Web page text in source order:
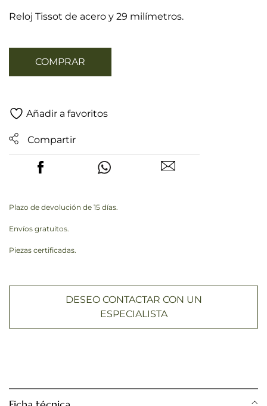
Reloj Tissot de acero y 29 milímetros.
COMPRAR
Añadir a favoritos
Compartir
Plazo de devolución de 15 días.
Envíos gratuitos.
Piezas certificadas.
DESEO CONTACTAR CON UN
ESPECIALISTA